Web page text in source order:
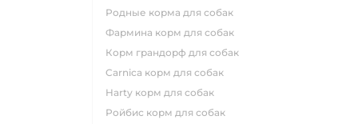
родные корма для собак
фармина корм для собак
корм грандорф для собак
carnica корм для собак
harty корм для собак
ройбис корм для собак